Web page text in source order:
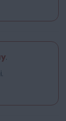
.